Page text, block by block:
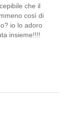
che il
così di
io lo adoro
insieme!!!!